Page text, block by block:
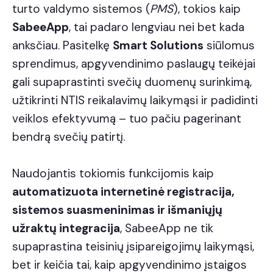
turto valdymo sistemos (PMS), tokios kaip
SabeeApp, tai padaro lengviau nei bet kada
anksčiau. Pasitelkę Smart Solutions siūlomus
sprendimus, apgyvendinimo paslaugų teikėjai
gali supaprastinti svečių duomenų surinkimą,
užtikrinti NTIS reikalavimų laikymąsi ir padidinti
veiklos efektyvumą – tuo pačiu pagerinant
bendrą svečių patirtį.
Naudojantis tokiomis funkcijomis kaip
automatizuota internetinė registracija,
sistemos suasmeninimas ir išmaniųjų
užraktų integracija, SabeeApp ne tik
supaprastina teisinių įsipareigojimų laikymąsi,
bet ir keičia tai, kaip apgyvendinimo įstaigos